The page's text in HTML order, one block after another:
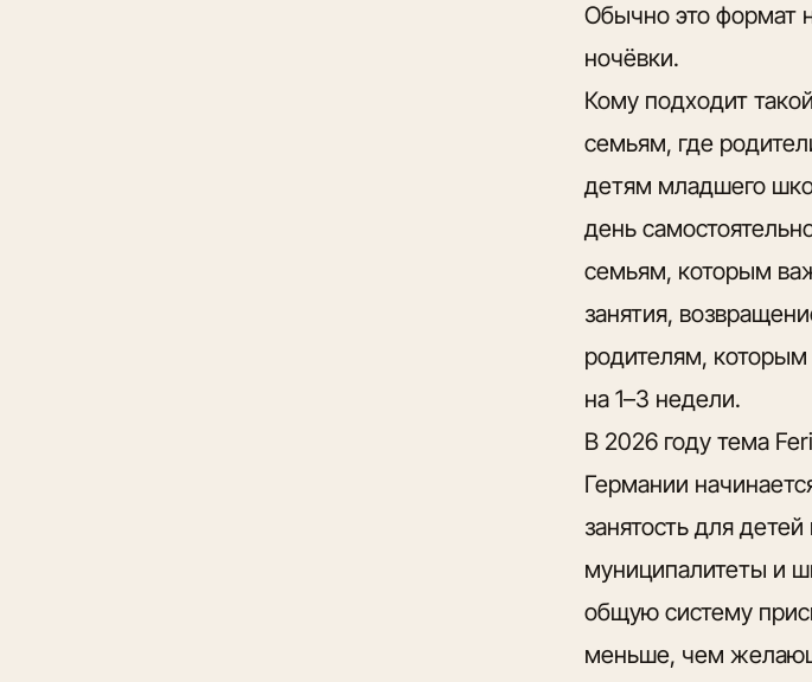
Обычно это формат
ночёвки.
Кому подходит
семьям, где
детям младшего
день
семьям, которым
занятия,
родителям,
на 1–3 недели.
В 2026 году тема
Германии
занятость для
муниципалитеты и
общую систему
меньше, чем